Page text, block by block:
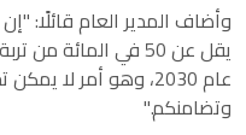
وأضاف المدير العام قائلًا:
يقل عن 50 في المائة
عام 2030، وهو أمر لا
وتضامنكم."